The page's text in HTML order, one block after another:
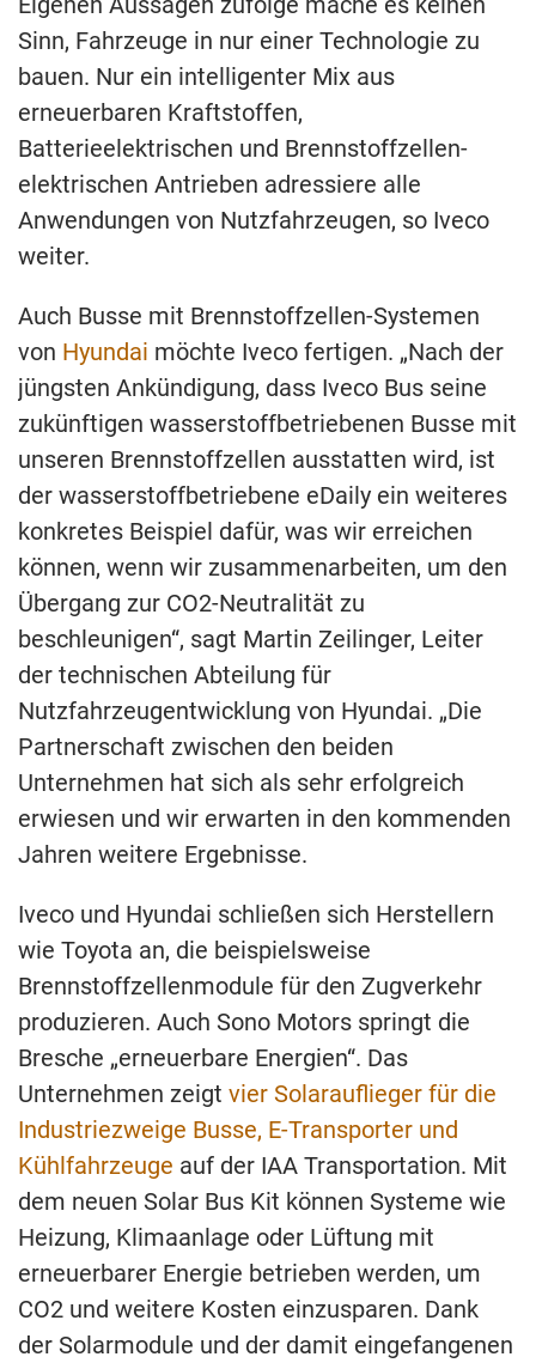
Sinn, Fahrzeuge in nur einer Technologie zu
bauen. Nur ein intelligenter Mix aus
erneuerbaren Kraftstoffen,
Batterieelektrischen und Brennstoffzellen-
elektrischen Antrieben adressiere alle
Anwendungen von Nutzfahrzeugen, so Iveco
weiter.
Auch Busse mit Brennstoffzellen-Systemen
von Hyundai möchte Iveco fertigen. „Nach der
jüngsten Ankündigung, dass Iveco Bus seine
zukünftigen wasserstoffbetriebenen Busse mit
unseren Brennstoffzellen ausstatten wird, ist
der wasserstoffbetriebene eDaily ein weiteres
konkretes Beispiel dafür, was wir erreichen
können, wenn wir zusammenarbeiten, um den
Übergang zur CO2-Neutralität zu
beschleunigen“, sagt Martin Zeilinger, Leiter
der technischen Abteilung für
Nutzfahrzeugentwicklung von Hyundai. „Die
Partnerschaft zwischen den beiden
Unternehmen hat sich als sehr erfolgreich
erwiesen und wir erwarten in den kommenden
Jahren weitere Ergebnisse.
Iveco und Hyundai schließen sich Herstellern
wie Toyota an, die beispielsweise
Brennstoffzellenmodule für den Zugverkehr
produzieren. Auch Sono Motors springt die
Bresche „erneuerbare Energien“. Das
Unternehmen zeigt vier Solarauflieger für die
Industriezweige Busse, E-Transporter und
Kühlfahrzeuge auf der IAA Transportation. Mit
dem neuen Solar Bus Kit können Systeme wie
Heizung, Klimaanlage oder Lüftung mit
erneuerbarer Energie betrieben werden, um
CO2 und weitere Kosten einzusparen. Dank
der Solarmodule und der damit eingefangenen